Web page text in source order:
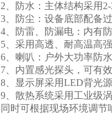
2、防水：主体结构采用
3、防尘：设备底部配备
4、防雷、防漏电：内有
5、采用高透、耐高温高
6、喇叭：户外大功率防
7、内置感光探头，可有
8、显示屏采用LED背光
9、散热系统采用工业级
同时可根据现场环境调